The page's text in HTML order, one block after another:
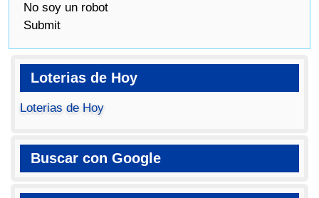
No soy un robot
Submit
Loterias de Hoy
Loterias de Hoy
Buscar con Google